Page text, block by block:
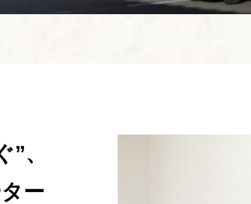
、
ー